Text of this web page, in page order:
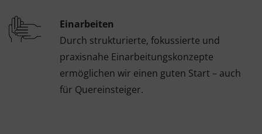
Einarbeiten
Durch strukturierte, fokussierte und
praxisnahe Einarbeitungskonzepte
ermöglichen wir einen guten Start – auch
für Quereinsteiger.